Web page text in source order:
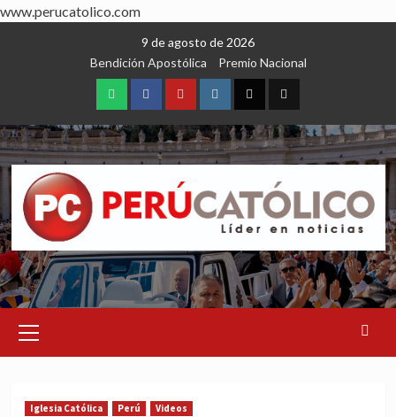
www.perucatolico.com
9 de agosto de 2026
Bendición Apostólica
Premio Nacional
WhatsAppFacebookYoutubeInstagram
X TikTok
Menu
Iglesia Católica Perú Videos